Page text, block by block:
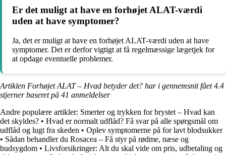
Er det muligt at have en forhøjet ALAT-værdi
uden at have symptomer?
Ja, det er muligt at have en forhøjet ALAT-værdi uden at have
symptomer. Det er derfor vigtigt at få regelmæssige lægetjek for
at opdage eventuelle problemer.
Artiklen Forhøjet ALAT – Hvad betyder det? har i gennemsnit fået4.4
stjerner baseret på 41 anmeldelser
Andre populære artikler: Smerter og trykken for brystet – Hvad kan
det skyldes? • Hvad er normalt udflåd? Få svar på alle spørgsmål om
udflåd og lugt fra skeden • Oplev symptomerne på for lavt blodsukker
• Sådan behandler du Rosacea – Få styr på rødme, næse og
hudsygdom • Livsforsikringer: Alt du skal vide om pris, udbetaling og